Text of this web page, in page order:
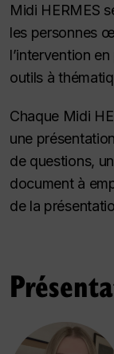
Midi HERMES
les personnes
l’intervention
outils à
Chaque Midi
une
de questions,
document à
de la